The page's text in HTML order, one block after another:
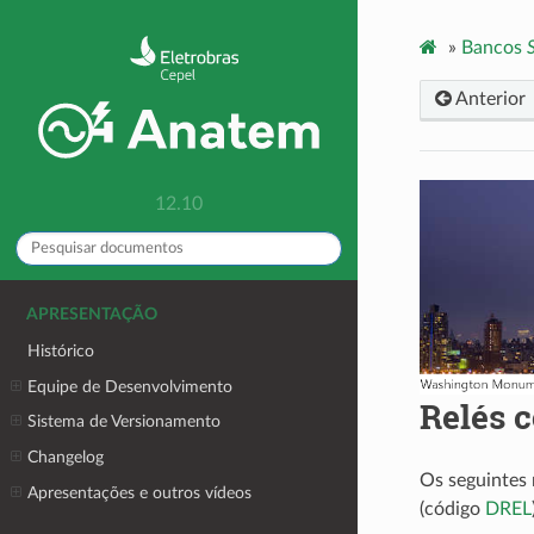
12.10
APRESENTAÇÃO
Histórico
Equipe de Desenvolvimento
Sistema de Versionamento
Changelog
Apresentações e outros vídeos
» Bancos
Anterior
Relés
Os
(código DREL